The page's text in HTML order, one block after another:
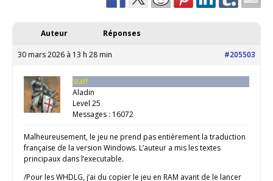
Auteur Réponses
30 mars 2026 à 13 h 28 min #205503
Staff
Aladin
Level 25
Messages : 16072
Malheureusement, le jeu ne prend pas entièrement la traduction
française de la version Windows. L’auteur a mis les textes
principaux dans l’executable.
/Pour les WHDLG, j’ai du copier le jeu en RAM avant de le lancer